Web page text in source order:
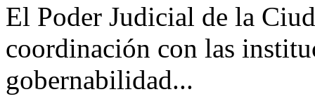
El Poder Judicial de la
coordinación con las
gobernabilidad...